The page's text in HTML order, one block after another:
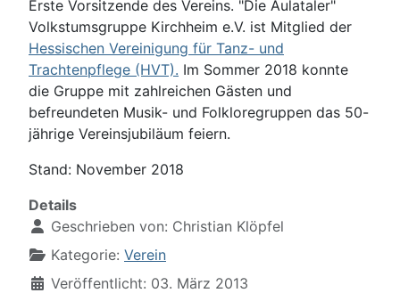
Erste Vorsitzende des Vereins. "Die Aulataler"
Volkstumsgruppe Kirchheim e.V. ist Mitglied der
Hessischen Vereinigung für Tanz- und
Trachtenpflege (HVT). Im Sommer 2018 konnte
die Gruppe mit zahlreichen Gästen und
befreundeten Musik- und Folkloregruppen das 50-
jährige Vereinsjubiläum feiern.
Stand: November 2018
Details
Geschrieben von: Christian Klöpfel
Kategorie: Verein
Veröffentlicht: 03. März 2013